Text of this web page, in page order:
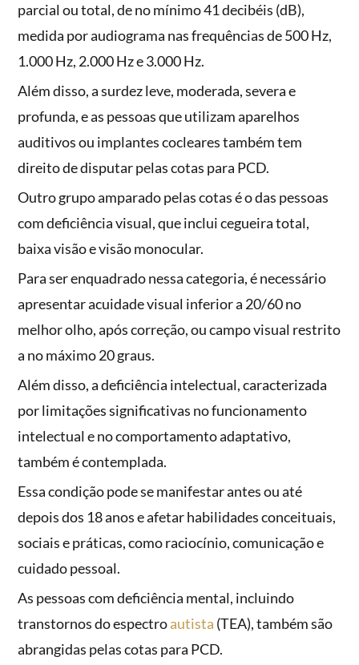
parcial ou total, de no mínimo 41 decibéis (dB),
medida por audiograma nas frequências de 500 Hz,
1.000 Hz, 2.000 Hz e 3.000 Hz.
Além disso, a surdez leve, moderada, severa e
profunda, e as pessoas que utilizam aparelhos
auditivos ou implantes cocleares também tem
direito de disputar pelas cotas para PCD.
Outro grupo amparado pelas cotas é o das pessoas
com deficiência visual, que inclui cegueira total,
baixa visão e visão monocular.
Para ser enquadrado nessa categoria, é necessário
apresentar acuidade visual inferior a 20/60 no
melhor olho, após correção, ou campo visual restrito
a no máximo 20 graus.
Além disso, a deficiência intelectual, caracterizada
por limitações significativas no funcionamento
intelectual e no comportamento adaptativo,
também é contemplada.
Essa condição pode se manifestar antes ou até
depois dos 18 anos e afetar habilidades conceituais,
sociais e práticas, como raciocínio, comunicação e
cuidado pessoal.
As pessoas com deficiência mental, incluindo
transtornos do espectroautista (TEA), também são
abrangidas pelas cotas para PCD.